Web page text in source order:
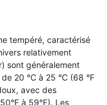
tempéré, caractérisé
relativement
sont généralement
20 °C à 25 °C (68 °F
avec des
à 59°F). Les